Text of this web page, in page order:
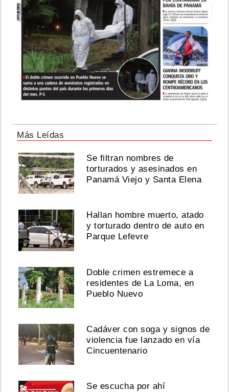
Más Leídas
Se filtran nombres de
torturados y asesinados en
Panamá Viejo y Santa Elena
Hallan hombre muerto, atado
y torturado dentro de auto en
Parque Lefevre
Doble crimen estremece a
residentes de La Loma, en
Pueblo Nuevo
Cadáver con soga y signos de
violencia fue lanzado en vía
Cincuentenario
Se escucha por ahí